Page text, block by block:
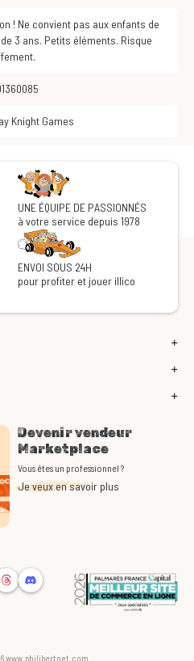
3 ans. Petits éléments. Risque
Knight Games
UNE ÉQUIPE DE PASSIONNÉS
à votre service depuis 1978
ENVOI SOUS 24H
pour profiter et jouer illico
Devenir vendeur
Marketplace
Vous êtes un professionnel ?
Je veux en savoir plus
Discord
www.philibertnet.com